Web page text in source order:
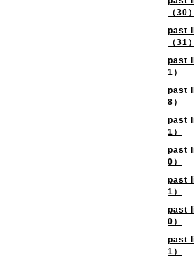
（30）
past
（31）
past
1）
past
8）
past
1）
past
0）
past
1）
past
0）
past
1）